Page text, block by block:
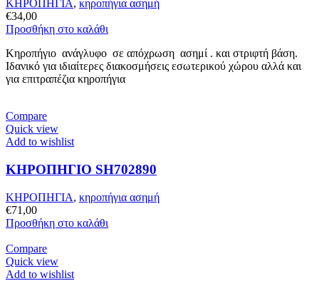
ΚΗΡΟΠΗΓΙΑ, κηροπήγια ασημή
€34,00
Προσθήκη στο καλάθι
Κηροπήγιο ανάγλυφo σε απόχρωση ασημί . και στριφτή βάση.
Ιδανικό για ιδιαίτερες διακοσμήσεις εσωτερικού χώρου αλλά και
για επιτραπέζια κηροπήγια
Compare
Quick view
Add to wishlist
ΚΗΡΟΠΗΓΙΟ SH702890
ΚΗΡΟΠΗΓΙΑ, κηροπήγια ασημή
€71,00
Προσθήκη στο καλάθι
Compare
Quick view
Add to wishlist